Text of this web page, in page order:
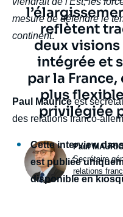
mesure de défendre le
continent.”
reflètent
deux visions
intégrée et
par la
plus
privilégiée
Photo
Paul
Intitulé
du
poste
Secrétaire
relations
body
Paul Mauriceest
des relations franco-
Cette interview
est publiée
disponible en